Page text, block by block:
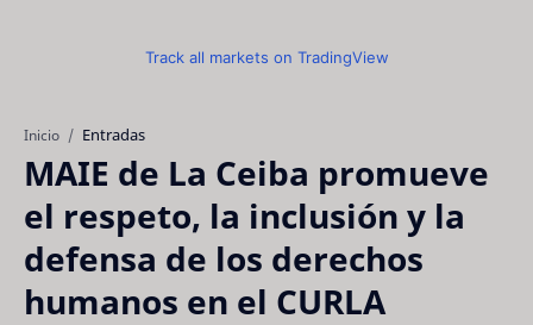
Track all markets on TradingView
Inicio Entradas
MAIE de La Ceiba promueve
el respeto, la inclusión y la
defensa de los derechos
humanos en el CURLA